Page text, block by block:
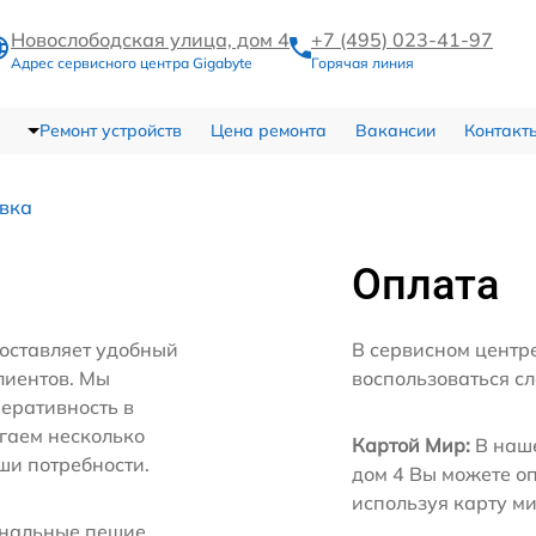
Новослободская улица, дом 4
Адрес сервисного центра Gigabyte
+7 (495) 023-41-97
Горячая линия
Ремонт устройств Цена ремонта Вакансии
удобный
Мы
в
несколько
потребности.
Оплата
В сервисном
воспользоваться
Картой Мир: В
дом 4 Вы можете
используя карту